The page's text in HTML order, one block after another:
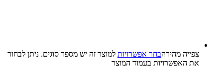
צפייה‬ ‫מהירה‬בחר אפשרויות למוצר זה יש מספר סוגים. ניתן לבחור
את האפשרויות בעמוד המוצר